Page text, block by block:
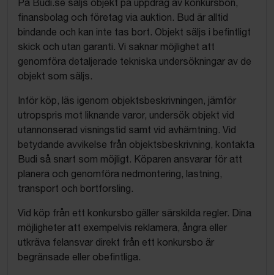
På Budi.se säljs objekt på uppdrag av konkursbon,
finansbolag och företag via auktion. Bud är alltid
bindande och kan inte tas bort. Objekt säljs i befintligt
skick och utan garanti. Vi saknar möjlighet att
genomföra detaljerade tekniska undersökningar av de
objekt som säljs.
Inför köp, läs igenom objektsbeskrivningen, jämför
utropspris mot liknande varor, undersök objekt vid
utannonserad visningstid samt vid avhämtning. Vid
betydande avvikelse från objektsbeskrivning, kontakta
Budi så snart som möjligt. Köparen ansvarar för att
planera och genomföra nedmontering, lastning,
transport och bortforsling.
Vid köp från ett konkursbo gäller särskilda regler. Dina
möjligheter att exempelvis reklamera, ångra eller
utkräva felansvar direkt från ett konkursbo är
begränsade eller obefintliga.